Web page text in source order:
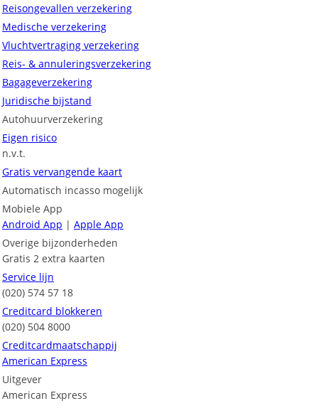
Reisongevallen verzekering
Medische verzekering
Vluchtvertraging verzekering
Reis- & annuleringsverzekering
Bagageverzekering
Juridische bijstand
Autohuurverzekering
Eigen risico
n.v.t.
Gratis vervangende kaart
Automatisch incasso mogelijk
Mobiele App
Android App | Apple App
Overige bijzonderheden
Gratis 2 extra kaarten
Service lijn
(020) 574 57 18
Creditcard blokkeren
(020) 504 8000
Creditcardmaatschappij
American Express
Uitgever
American Express